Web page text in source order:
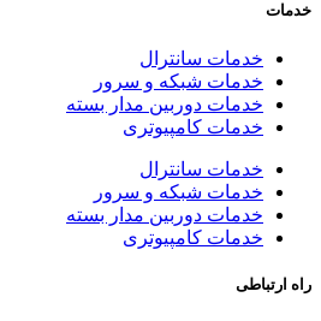
خدمات
خدمات سانترال
خدمات شبکه و سرور
خدمات دوربین مدار بسته
خدمات کامپیوتری
خدمات سانترال
خدمات شبکه و سرور
خدمات دوربین مدار بسته
خدمات کامپیوتری
راه ارتباطی